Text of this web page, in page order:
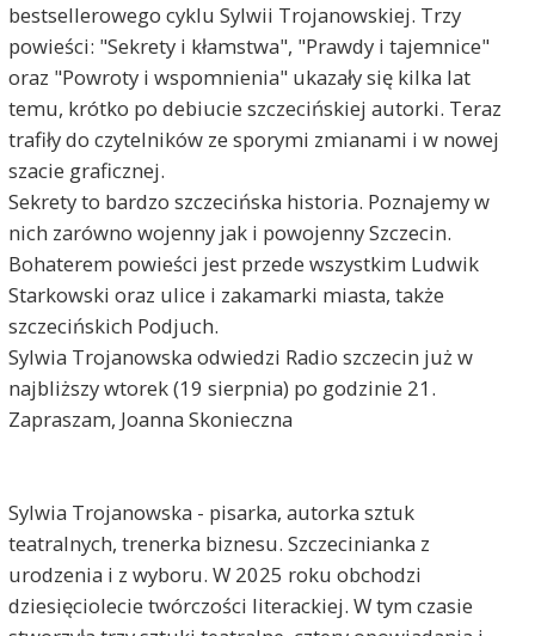
bestsellerowego cyklu Sylwii Trojanowskiej. Trzy
powieści: "Sekrety i kłamstwa", "Prawdy i tajemnice"
oraz "Powroty i wspomnienia" ukazały się kilka lat
temu, krótko po debiucie szczecińskiej autorki. Teraz
trafiły do czytelników ze sporymi zmianami i w nowej
szacie graficznej.
Sekrety to bardzo szczecińska historia. Poznajemy w
nich zarówno wojenny jak i powojenny Szczecin.
Bohaterem powieści jest przede wszystkim Ludwik
Starkowski oraz ulice i zakamarki miasta, także
szczecińskich Podjuch.
Sylwia Trojanowska odwiedzi Radio szczecin już w
najbliższy wtorek (19 sierpnia) po godzinie 21.
Zapraszam, Joanna Skonieczna
Sylwia Trojanowska - pisarka, autorka sztuk
teatralnych, trenerka biznesu. Szczecinianka z
urodzenia i z wyboru. W 2025 roku obchodzi
dziesięciolecie twórczości literackiej. W tym czasie